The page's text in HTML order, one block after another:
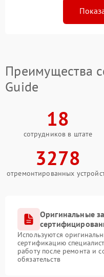
Преимущества
Guide
18
сотрудников в штате
3278
отремонтированных
Оригинальные
Используются
сертификацию
работу после ремонта и
обязательств